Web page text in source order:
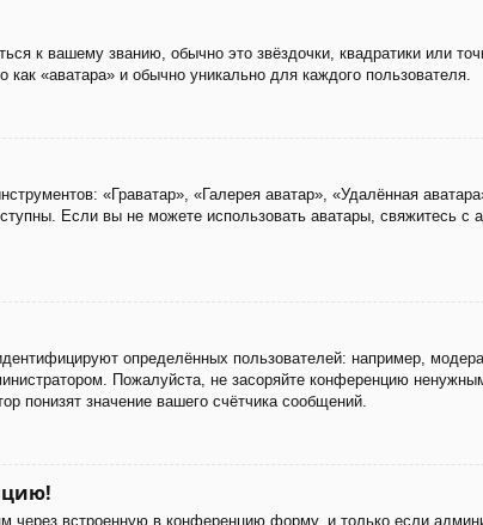
к вашему званию, обычно это звёздочки, квадратики или
«аватара» и обычно уникально для каждого пользователя.
«Граватар», «Галерея аватар», «Удалённая
Если вы не можете использовать аватары, свяжитесь
определённых пользователей: например,
Пожалуйста, не засоряйте конференцию
понизят значение вашего счётчика сообщений.
через встроенную в конференцию форму, и только если